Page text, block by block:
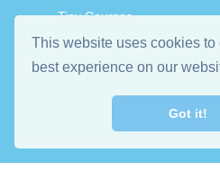
This website uses cookies to
best experience on our
Got it!
Tiny Courses
TinyTap Premium
Terms & Conditions
Privacy Policy